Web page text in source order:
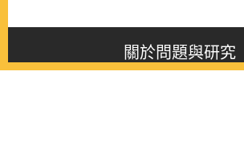
關於問題與研究
About this journal